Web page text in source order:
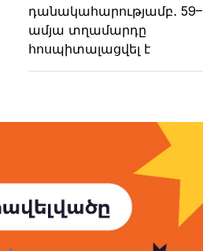
դանակահարությամբ․ 59–
ամյա տղամարդը
հոսպիտալացվել է